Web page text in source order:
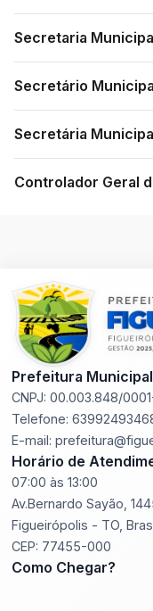
Secretaria
Secretário
Secretária
Controlador Geral
Prefeitura
CNPJ: 00.003.848/
Telefone:
E-mail:
Horário de
07:00 às 13:00
Av.Bernardo Sayão,
Figueirópolis - TO,
CEP: 77455-000
Como Chegar?